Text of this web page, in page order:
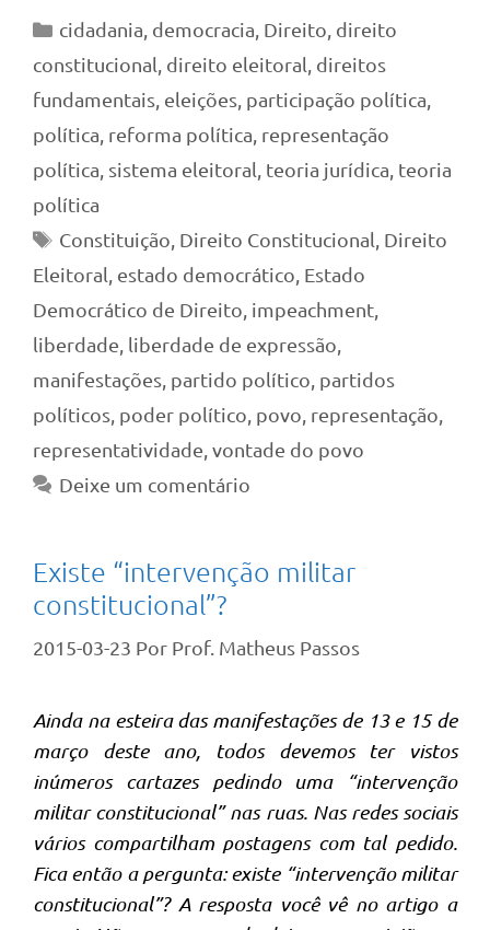
Categorias
cidadania democracia Direito direito
constitucional direito eleitoral direitos
fundamentais eleições participação política
política reforma política representação
política sistema eleitoral teoria jurídica teoria
política
Tags
Constituição Direito Constitucional Direito
Eleitoral estado democrático Estado
Democrático de Direito impeachment
liberdade liberdade de expressão
manifestações partido político partidos
políticos poder político povo representação
representatividade vontade do povo
Deixe um comentário
Existe “intervenção militar
constitucional”?
2015-03-23 Por Prof. Matheus Passos
Ainda na esteira das manifestações de 13 e 15 de
março deste ano, todos devemos ter vistos
inúmeros cartazes pedindo uma “intervenção
militar constitucional” nas ruas. Nas redes sociais
vários compartilham postagens com tal pedido.
Fica então a pergunta: existe “intervenção militar
constitucional”? A resposta você vê no artigo a